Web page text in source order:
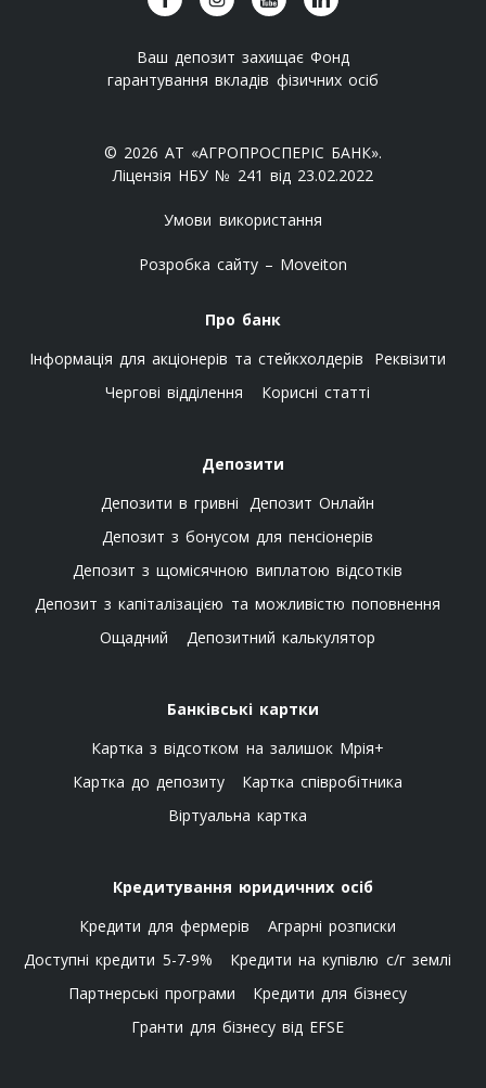
Ваш депозит захищає Фонд
гарантування вкладів фізичних осіб
© 2026 АТ «АГРОПРОСПЕРІС БАНК».
Ліцензія НБУ № 241 від 23.02.2022
Умови використання
Розробка сайту – Moveiton
Про банк
Інформація для акціонерів та стейкхолдерів
Реквізити
Чергові відділення
Корисні статті
Депозити
Депозити в гривні Депозит Онлайн
Депозит з бонусом для пенсіонерів
Депозит з щомісячною виплатою відсотків
Депозит з капіталізацією та можливістю поповнення
Ощадний
Депозитний калькулятор
Банківські картки
Картка з відсотком на залишок Мрія+
Картка до депозиту
Картка співробітника
Віртуальна картка
Кредитування юридичних осіб
Кредити для фермерів
Аграрні розписки
Доступні кредити 5-7-9%
Кредити на купівлю с/г землі
Партнерські програми
Кредити для бізнесу
Гранти для бізнесу від EFSE